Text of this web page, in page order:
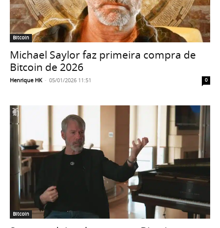
Bitcoin
Michael Saylor faz primeira compra de
Bitcoin de 2026
Henrique HK - 05/01/2026 11:51 0
Bitcoin